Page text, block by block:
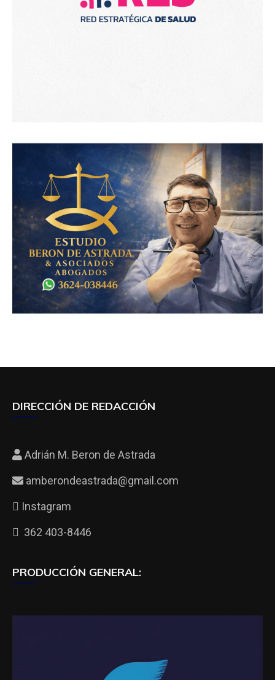
DIRECCIÓN DE REDACCIÓN
Adrián M. Beron de Astrada
amberondeastrada@gmail.com
Instagram
362 403-8446
PRODUCCIÓN GENERAL: